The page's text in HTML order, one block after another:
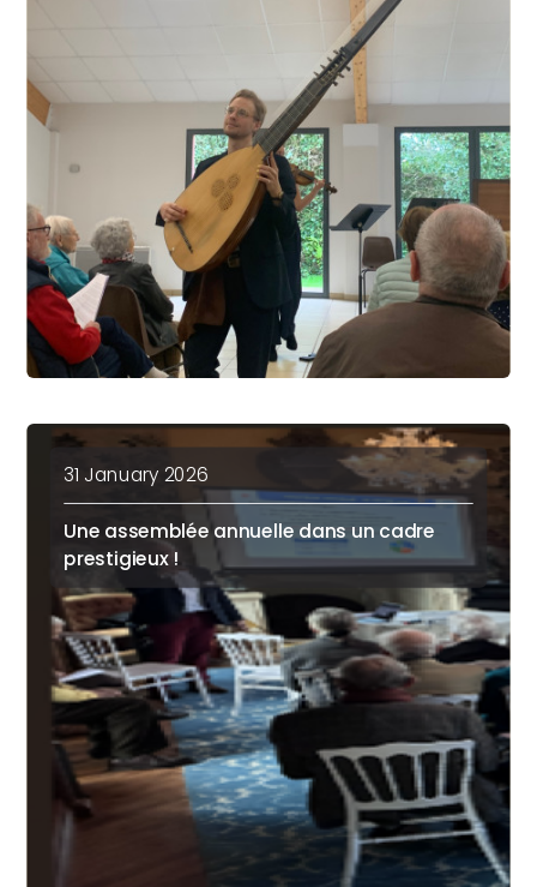
31 January 2026
Une assemblée annuelle dans un cadre
prestigieux !